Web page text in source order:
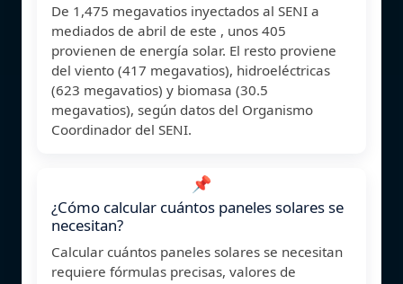
De 1,475 megavatios inyectados al SENI a
mediados de abril de este , unos 405
provienen de energía solar. El resto proviene
del viento (417 megavatios), hidroeléctricas
(623 megavatios) y biomasa (30.5
megavatios), según datos del Organismo
Coordinador del SENI.
📌
¿Cómo calcular cuántos paneles solares se
necesitan?
Calcular cuántos paneles solares se necesitan
requiere fórmulas precisas, valores de